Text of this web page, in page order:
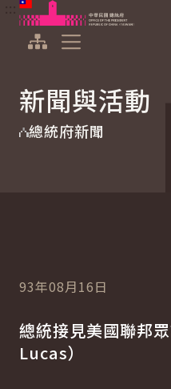
跳到主要內容
中華民國總統府
新聞與活動
總統府新聞
93年08月16日
總統接見美國聯邦
Lucas）